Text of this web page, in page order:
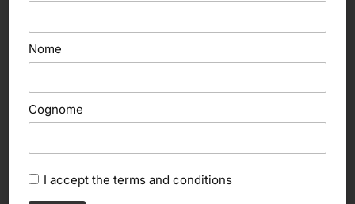
Nome
Cognome
I accept the terms and conditions